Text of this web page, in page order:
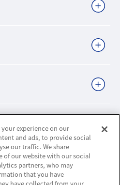
イトexperience on our
and ads, to provide social
our traffic. We share
of our website with our social
partners, who may
that you have